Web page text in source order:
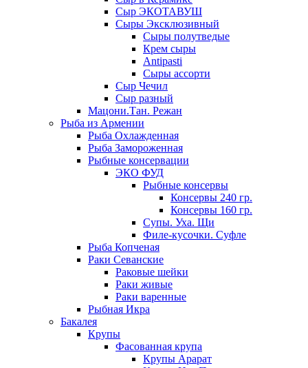
Сыр ЭКОТАВУШ
Сыры Эксклюзивный
Сыры полутведые
Крем сыры
Antipasti
Сыры ассорти
Сыр Чечил
Сыр разный
Мацони.Тан. Режан
Рыба из Армении
Рыба Охлажденная
Рыба Замороженная
Рыбные консервации
ЭКО ФУД
Рыбные консервы
Консервы 240 гр.
Консервы 160 гр.
Супы. Уха. Щи
Филе-кусочки. Суфле
Рыба Копченая
Раки Севанские
Раковые шейки
Раки живые
Раки варенные
Рыбная Икра
Бакалея
Крупы
Фасованная крупа
Крупы Арарат